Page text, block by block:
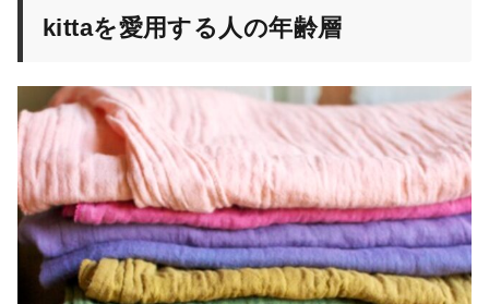
kittaを愛用する人の年齢層